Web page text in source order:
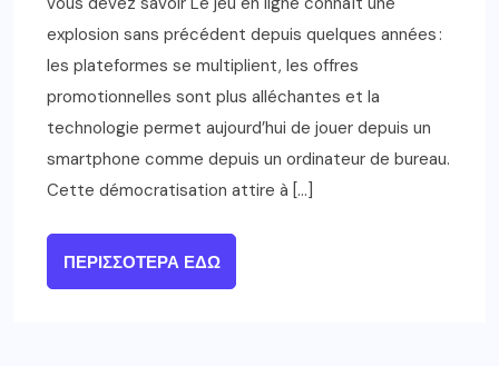
explosion sans précédent depuis quelques années :
les plateformes se multiplient, les offres
promotionnelles sont plus alléchantes et la
technologie permet aujourd’hui de jouer depuis un
smartphone comme depuis un ordinateur de bureau.
Cette démocratisation attire à […]
ΠΕΡΙΣΣΌΤΕΡΑ ΕΔΏ